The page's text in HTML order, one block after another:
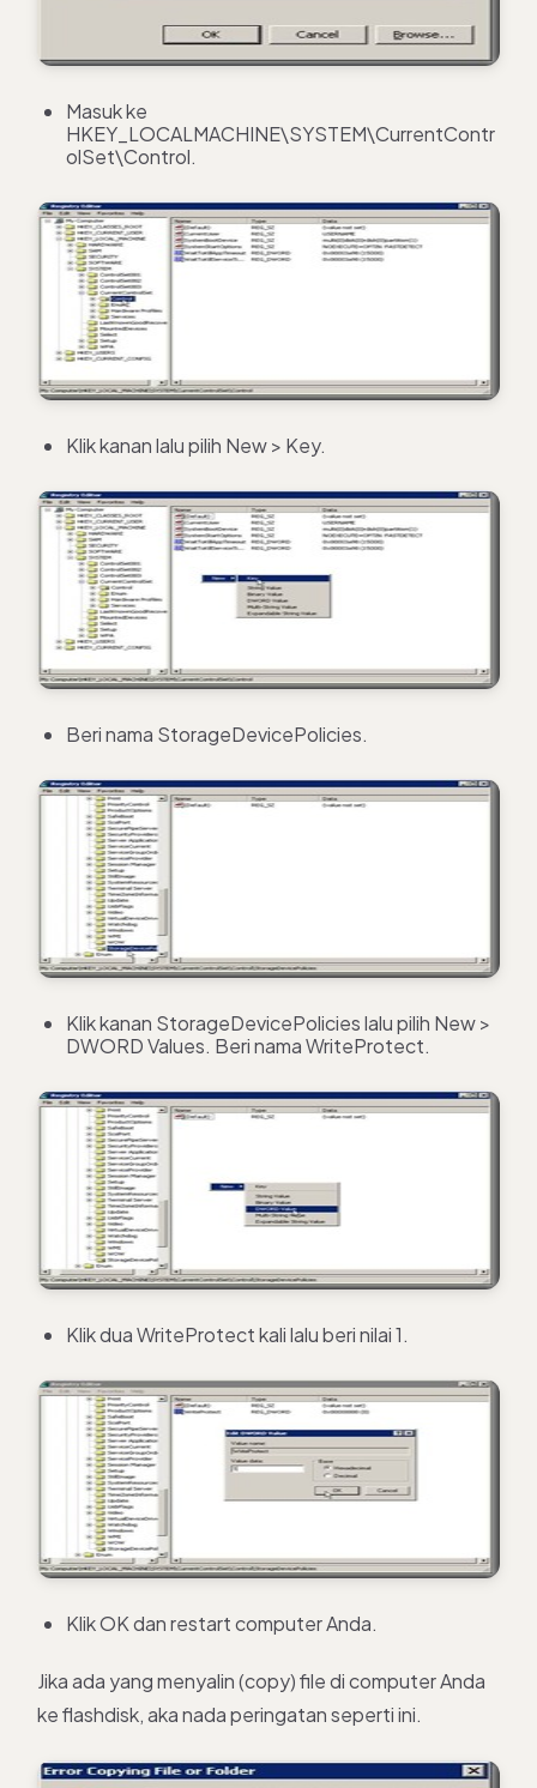
Masuk ke
HKEY_LOCALMACHINE\SYSTEM\CurrentContr
olSet\Control.
Klik kanan lalu pilih New > Key.
Beri nama StorageDevicePolicies.
Klik kanan StorageDevicePolicies lalu pilih New >
DWORD Values. Beri nama WriteProtect.
Klik dua WriteProtect kali lalu beri nilai 1.
Klik OK dan restart computer Anda.
Jika ada yang menyalin (copy) file di computer Anda
ke flashdisk, aka nada peringatan seperti ini.